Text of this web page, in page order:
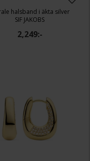
halsband i äkta silver
SIF JAKOBS
2,249:-